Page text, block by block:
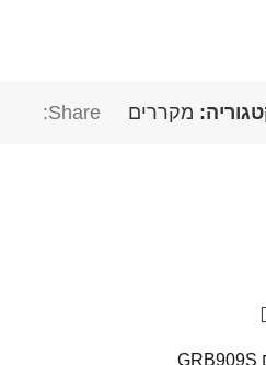
מקררים Share: